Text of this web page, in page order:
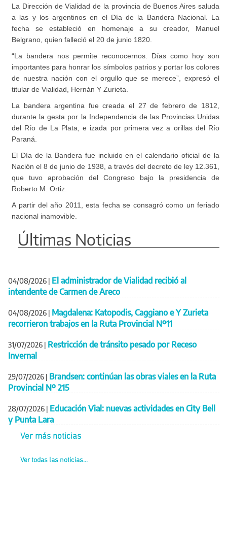
La Dirección de Vialidad de la provincia de Buenos Aires saluda
a las y los argentinos en el Día de la Bandera Nacional. La
fecha se estableció en homenaje a su creador, Manuel
Belgrano, quien falleció el 20 de junio 1820.
“La bandera nos permite reconocernos. Días como hoy son
importantes para honrar los símbolos patrios y portar los colores
de nuestra nación con el orgullo que se merece”, expresó el
titular de Vialidad, Hernán Y Zurieta.
La bandera argentina fue creada el 27 de febrero de 1812,
durante la gesta por la Independencia de las Provincias Unidas
del Río de La Plata, e izada por primera vez a orillas del Río
Paraná.
El Día de la Bandera fue incluido en el calendario oficial de la
Nación el 8 de junio de 1938, a través del decreto de ley 12.361,
que tuvo aprobación del Congreso bajo la presidencia de
Roberto M. Ortiz.
A partir del año 2011, esta fecha se consagró como un feriado
nacional inamovible.
Últimas Noticias
04/08/2026 | El administrador de Vialidad recibió al
intendente de Carmen de Areco
04/08/2026 | Magdalena: Katopodis, Caggiano e Y Zurieta
recorrieron trabajos en la Ruta Provincial Nº11
31/07/2026 | Restricción de tránsito pesado por Receso
Invernal
29/07/2026 | Brandsen: continúan las obras viales en la Ruta
Provincial Nº 215
28/07/2026 | Educación Vial: nuevas actividades en City Bell
y Punta Lara
Ver más noticias
Ver todas las noticias...